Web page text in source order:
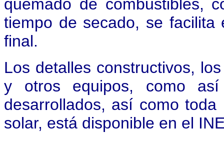
quemado de combustibles,
tiempo de secado, se
final.
Los detalles constructivos,
y otros equipos, como
desarrollados, así como
solar, está disponible en el